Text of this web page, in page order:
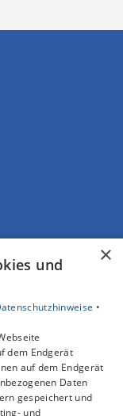
×
und
•
dem Endgerät
auf dem Endgerät
Daten
gespeichert und
und